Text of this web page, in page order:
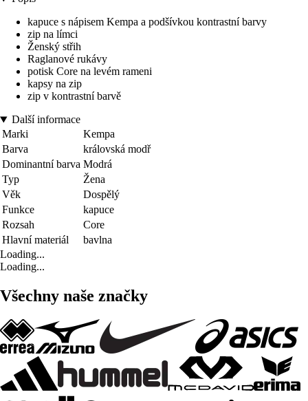
kapuce s nápisem Kempa a podšívkou kontrastní barvy
zip na límci
Ženský střih
Raglanové rukávy
potisk Core na levém rameni
kapsy na zip
zip v kontrastní barvě
Další informace
Marki
Kempa
Barva
královská modř
Dominantní barva Modrá
Typ
Žena
Věk
Dospělý
Funkce
kapuce
Rozsah
Core
Hlavní materiál
bavlna
Loading...
Loading...
Všechny naše značky